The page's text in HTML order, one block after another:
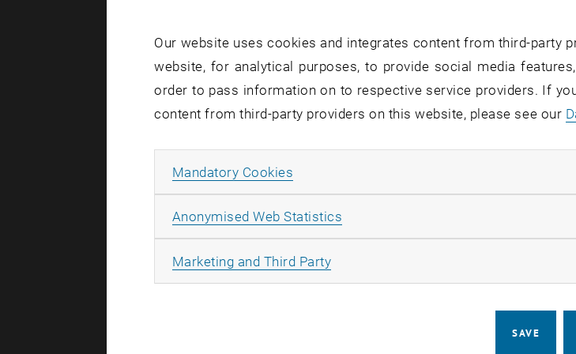
Erkenntnisse und Ergebnisse sowohl rascher
Kontakt: W. Blaas
2006
2005
Our website uses cookies and integrates content from third-party
website, for analytical purposes, to provide social media
order to pass information on to respective service providers. If
content from third-party providers on this website, please see our
Mandatory Cookies
Anonymised Web Statistics
Marketing and Third PartyAllow marketing cookies
SAVE